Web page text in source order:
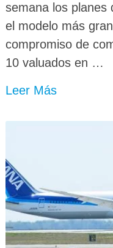
semana los planes
el modelo más
compromiso de
10 valuados en …
Leer Más